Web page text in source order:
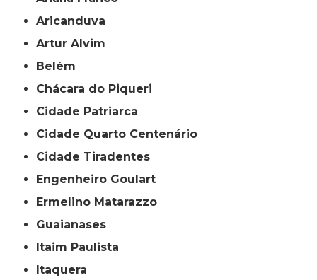
Aricanduva
Artur Alvim
Belém
Chácara do Piqueri
Cidade Patriarca
Cidade Quarto Centenário
Cidade Tiradentes
Engenheiro Goulart
Ermelino Matarazzo
Guaianases
Itaim Paulista
Itaquera